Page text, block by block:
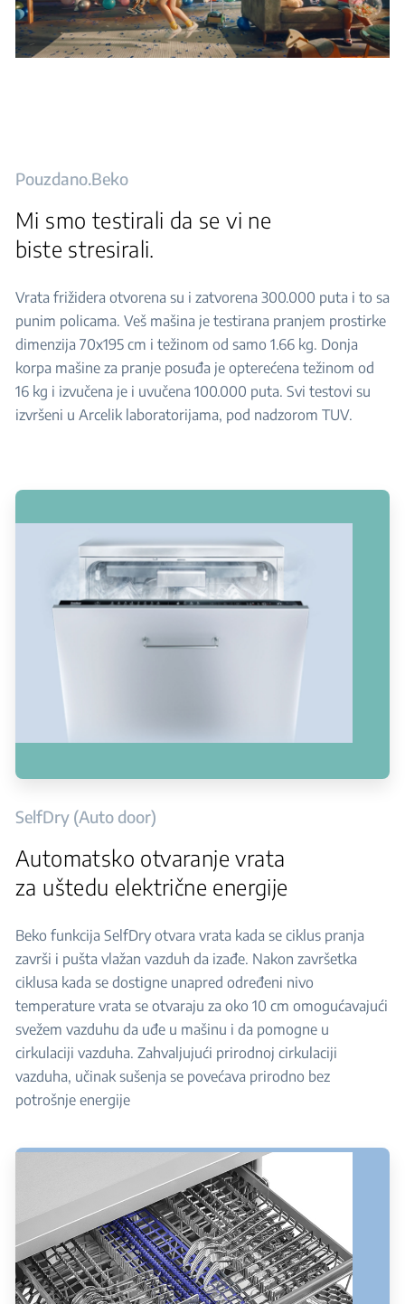
Pouzdano.Beko
Mi smo testirali da se vi ne
biste stresirali.
Vrata frižidera otvorena su i zatvorena 300.000 puta i to sa
punim policama. Veš mašina je testirana pranjem prostirke
dimenzija 70x195 cm i težinom od samo 1.66 kg. Donja
korpa mašine za pranje posuđa je opterećena težinom od
16 kg i izvučena je i uvučena 100.000 puta. Svi testovi su
izvršeni u Arcelik laboratorijama, pod nadzorom TUV.
SelfDry (Auto door)
Automatsko otvaranje vrata
za uštedu električne energije
Beko funkcija SelfDry otvara vrata kada se ciklus pranja
završi i pušta vlažan vazduh da izađe. Nakon završetka
ciklusa kada se dostigne unapred određeni nivo
temperature vrata se otvaraju za oko 10 cm omogućavajući
svežem vazduhu da uđe u mašinu i da pomogne u
cirkulaciji vazduha.​ Zahvaljujući prirodnoj cirkulaciji
vazduha, učinak sušenja se povećava prirodno bez
potrošnje energije